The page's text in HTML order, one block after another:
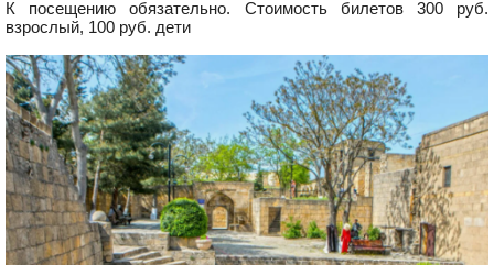
К посещению обязательно. Стоимость билетов 300 руб.
взрослый, 100 руб. дети